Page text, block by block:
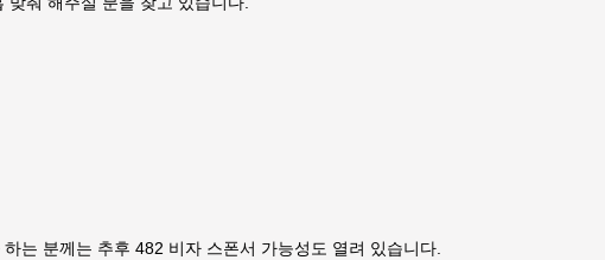
는 분께는 추후 482 비자 스폰서 가능성도 열려 있습니다.